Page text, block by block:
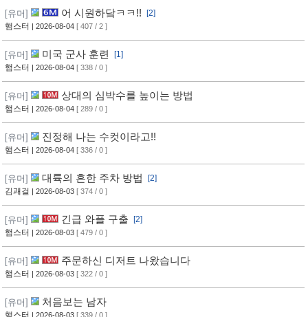
[유머] 어 시원하닼ㅋㅋ!!
[2]
햄스터 | 2026-08-04 [ 407 / 2 ]
[유머] 미국 군사 훈련
[1]
햄스터 | 2026-08-04 [ 338 / 0 ]
[유머] 상대의 심박수를 높이는 방법
햄스터 | 2026-08-04 [ 289 / 0 ]
[유머] 진정해 나는 수컷이라고!!
햄스터 | 2026-08-04 [ 336 / 0 ]
[유머] 대륙의 흔한 주차 방법
[2]
김괘걸 | 2026-08-03 [ 374 / 0 ]
[유머] 긴급 와플 구출
[2]
햄스터 | 2026-08-03 [ 479 / 0 ]
[유머] 주문하신 디저트 나왔습니다
햄스터 | 2026-08-03 [ 322 / 0 ]
[유머] 처음보는 남자
햄스터 | 2026-08-03 [ 339 / 0 ]